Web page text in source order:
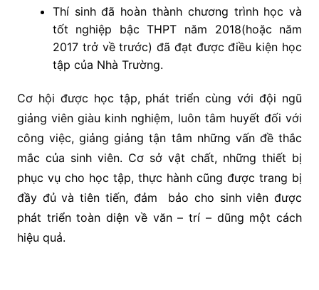
Thí sinh đã hoàn thành chương trình học và
tốt nghiệp bậc THPT năm 2018(hoặc năm
2017 trở về trước) đã đạt được điều kiện học
tập của Nhà Trường.
Cơ hội được học tập, phát triển cùng với đội ngũ
giảng viên giàu kinh nghiệm, luôn tâm huyết đối với
công việc, giảng giảng tận tâm những vấn đề thắc
mắc của sinh viên. Cơ sở vật chất, những thiết bị
phục vụ cho học tập, thực hành cũng được trang bị
đầy đủ và tiên tiến, đảm bảo cho sinh viên được
phát triển toàn diện về văn – trí – dũng một cách
hiệu quả.